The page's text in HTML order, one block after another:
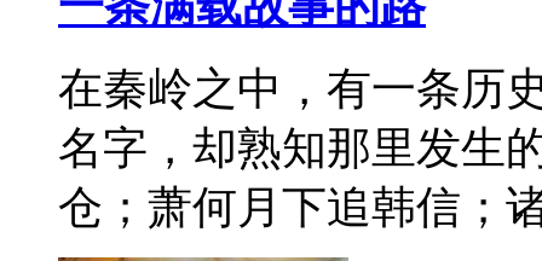
在秦岭之中，有一条历
名字，却熟知那里发生
仓；萧何月下追韩信